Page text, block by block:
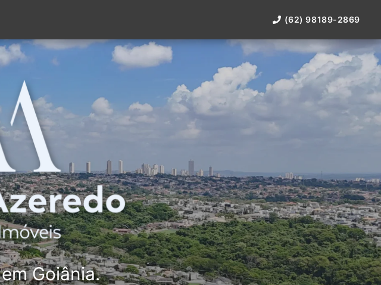
(62) 98189-2869
Goiânia.